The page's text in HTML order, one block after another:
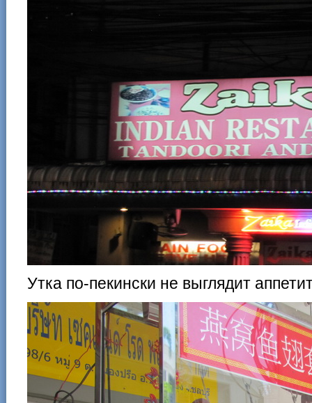
Утка по-пекински не выглядит